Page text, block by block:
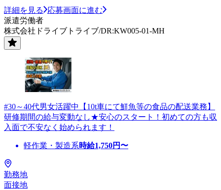
詳細を見る
応募画面に進む
派遣労働者
株式会社ドライブトライブ/DR:KW005-01-MH
#30～40代男女活躍中【10t車にて鮮魚等の食品の配送業務】
研修期間の給与変動なし★安心のスタート！初めての方も収
入面で不安なく始められます！
軽作業・製造系時給1,750円〜
勤務地
面接地